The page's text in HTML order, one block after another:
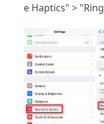
e Haptics" >